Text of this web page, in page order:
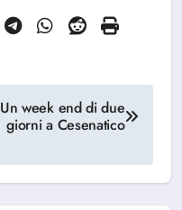
Un week end di due
giorni a Cesenatico